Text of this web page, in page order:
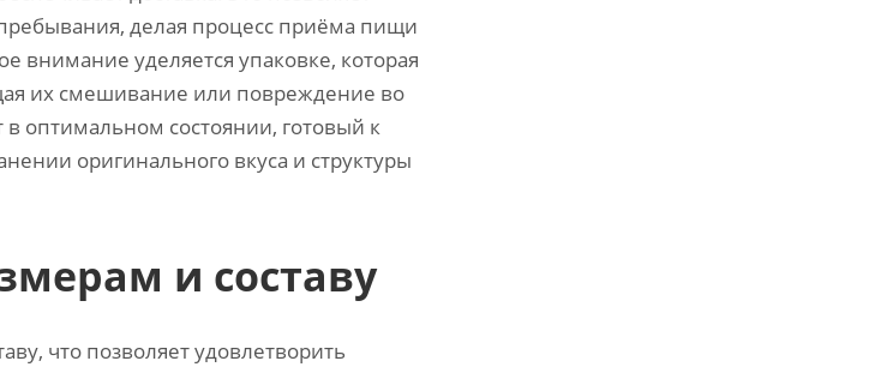
делая процесс приёма пищи
уделяется упаковке, которая
их смешивание или повреждение во
в оптимальном состоянии, готовый к
оригинального вкуса и структуры
и составу
что позволяет удовлетворить